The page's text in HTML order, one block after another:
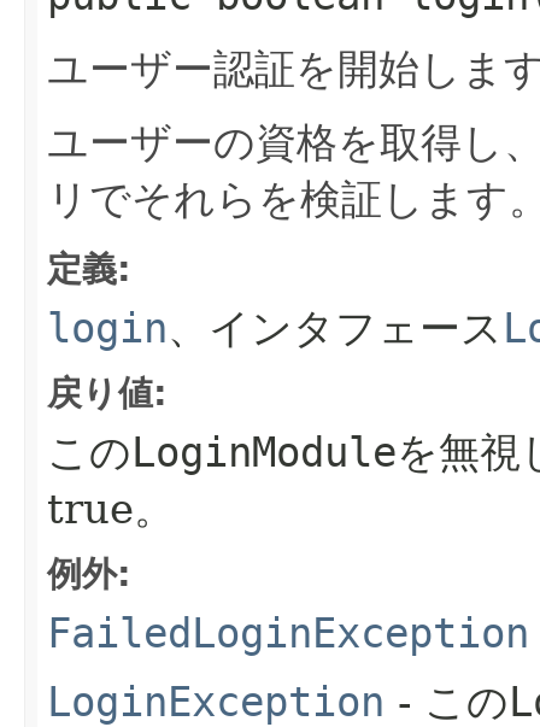
ユーザー認証を開始しま
ユーザーの資格を取得し
リでそれらを検証します
定義:
login、インタフェース
戻り値:
このLoginModuleを無視
true。
例外:
FailedLoginException
LoginException - この